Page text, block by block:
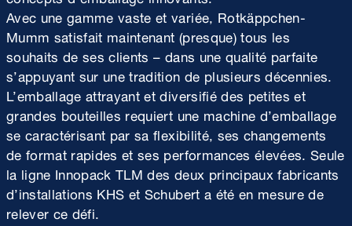
Avec une gamme vaste et variée, Rotkäppchen-
Mumm satisfait maintenant (presque) tous les
souhaits de ses clients – dans une qualité parfaite
s’appuyant sur une tradition de plusieurs décennies.
L’emballage attrayant et diversifié des petites et
grandes bouteilles requiert une machine d’emballage
se caractérisant par sa flexibilité, ses changements
de format rapides et ses performances élevées. Seule
la ligne Innopack TLM des deux principaux fabricants
d’installations KHS et Schubert a été en mesure de
relever ce défi.